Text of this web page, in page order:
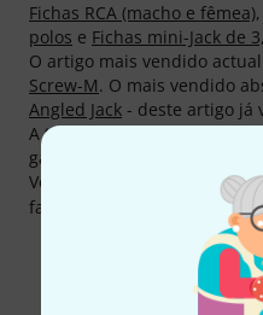
Fichas RCA (macho e fêmea),
polos e Fichas mini-Jack de
O artigo mais vendido
Screw-M. O mais vendido
Angled Jack - deste artigo já
A todos os produtos de
garantia de 5!
Você pode encontrar mais
fabricante em
http://
Eis como